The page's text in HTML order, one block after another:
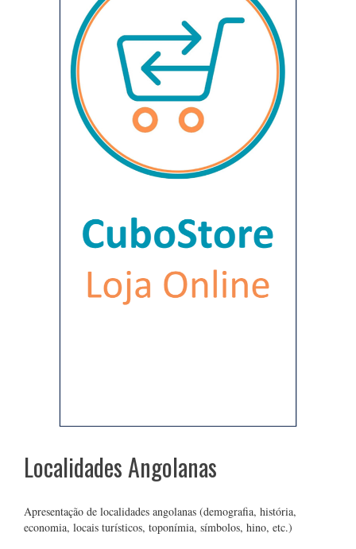
Localidades Angolanas
Apresentação de localidades angolanas (demografia, história,
economia, locais turísticos, toponímia, símbolos, hino, etc.)